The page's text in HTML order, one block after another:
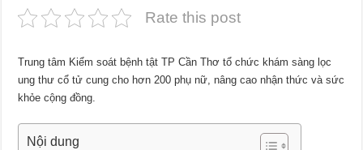
Rate this post
Trung tâm Kiểm soát bệnh tật TP Cần Thơ tổ chức khám sàng lọc
ung thư cổ tử cung cho hơn 200 phụ nữ, nâng cao nhận thức và sức
khỏe cộng đồng.
Nội dung